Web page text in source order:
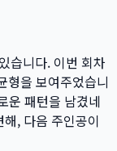
습니다. 이번 회차
형을 보여주었습니
운 패턴을 남겼네
, 다음 주인공이